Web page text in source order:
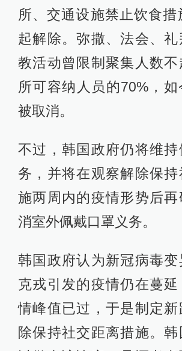
所、交通设施禁止饮食措
起解除。弥撒、法会、
教活动曾限制聚集人数
所可容纳人员的70%，
被取消。
不过，韩国政府仍将维持
务，并将在观察解除保
施两周内的疫情形势后再
消室外佩戴口罩义务。
韩国政府认为新冠病毒
克戎引发的疫情仍在蔓
情峰值已过，于是制定
除保持社交距离措施。